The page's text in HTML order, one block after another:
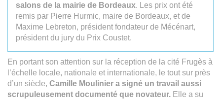
salons de la mairie de Bordeaux. Les prix ont été
remis par Pierre Hurmic, maire de Bordeaux, et de
Maxime Lebreton, président fondateur de Mécénart,
président du jury du Prix Coustet.
En portant son attention sur la réception de la cité Frugès à
l’échelle locale, nationale et internationale, le tout sur près
d’un siècle, Camille Moulinier a signé un travail aussi
scrupuleusement documenté que novateur. Elle a su